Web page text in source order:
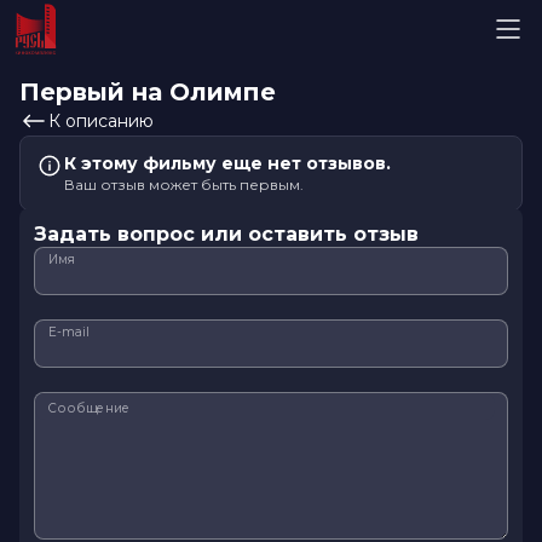
Первый на Олимпе
К описанию
К этому фильму еще нет отзывов.
Ваш отзыв может быть первым.
Задать вопрос или оставить отзыв
Имя
E-mail
Сообщение